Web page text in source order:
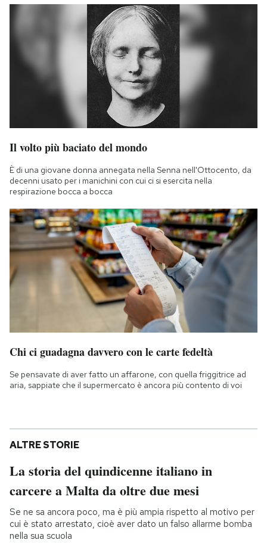
Il volto più baciato del mondo
È di una giovane donna annegata nella Senna nell'Ottocento, da
decenni usato per i manichini con cui ci si esercita nella
respirazione bocca a bocca
Chi ci guadagna davvero con le carte fedeltà
Se pensavate di aver fatto un affarone, con quella friggitrice ad
aria, sappiate che il supermercato è ancora più contento di voi
ALTRE STORIE
La storia del quindicenne italiano in
carcere a Malta da oltre due mesi
Se ne sa ancora poco, ma è più ampia rispetto al motivo per
cui è stato arrestato, cioè aver dato un falso allarme bomba
nella sua scuola